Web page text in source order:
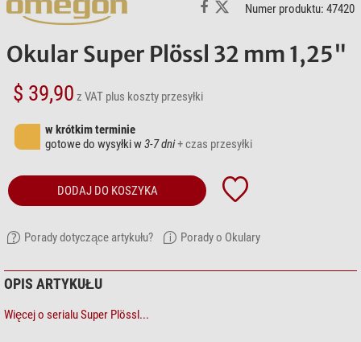
Numer produktu: 47420
Okular Super Plössl 32 mm 1,25"
$ 39,90 z VAT plus koszty przesyłki
w krótkim terminie
gotowe do wysyłki w3-7 dni+ czas przesyłki
DODAJ DO KOSZYKA
Porady dotyczące artykułu? Porady o Okulary
OPIS ARTYKUŁU
Więcej o serialu Super Plössl...